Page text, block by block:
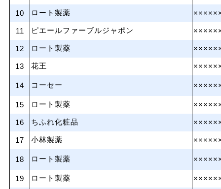
10 ロート製薬
11 ピエールファーブルジャポン
12 ロート製薬
13 花王
14 コーセー
15 ロート製薬
16 ちふれ化粧品
17 小林製薬
18 ロート製薬
19 ロート製薬